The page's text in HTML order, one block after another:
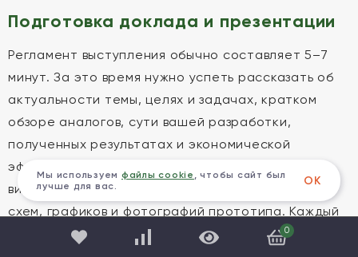
Подготовка доклада и презентации
Регламент выступления обычно составляет 5–7
минут. За это время нужно успеть рассказать об
актуальности темы, целях и задачах, кратком
обзоре аналогов, сути вашей разработки,
полученных результатах и экономической
эффективности. Презентация должна быть
визуально понятной: минимум текста, максимум
схем, графиков и фотографий прототипа. Каждый
слайд должен иллюстрировать слова докладчика.
0
Мы используем файлы cookie , чтобы сайт был
лучше для вас.
ОК